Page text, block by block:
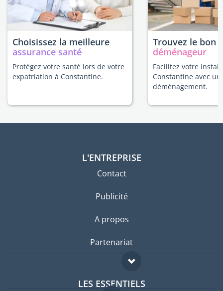
Choisissez la meilleure
assurance santé
Protégez votre santé lors de votre
expatriation à Constantine.
Trouvez le bon
déménageur
Facilitez votre
Constantine avec
déménagement.
L'ENTREPRISE
Contact
Publicité
A propos
Partenariat
LES ESSENTIELS